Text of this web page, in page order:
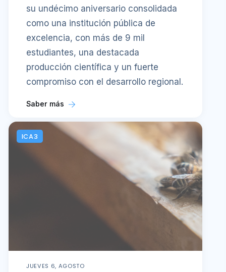
su undécimo aniversario consolidada
como una institución pública de
excelencia, con más de 9 mil
estudiantes, una destacada
producción científica y un fuerte
compromiso con el desarrollo regional.
Saber más
ICA3
JUEVES 6, AGOSTO